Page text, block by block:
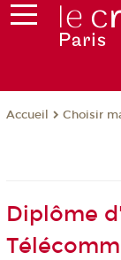
Accueil Choisir
Diplôme